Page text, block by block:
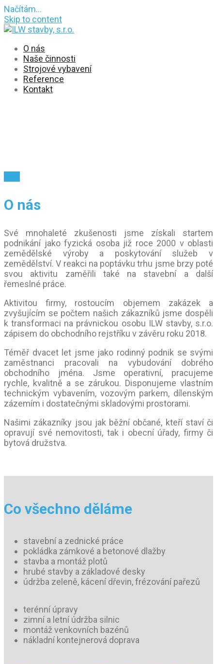
Načítám…
Skip to content
O nás
Naše činnosti
Strojové vybavení
Reference
Kontakt
O nás
Své mnohaleté zkušenosti jsme získali startem
podnikání jako fyzická osoba již roce 2000 v oblasti
zemědělské výroby a poskytování služeb v
zemědělství. V reakci na poptávku trhu jsme brzy poté
svou aktivitu zaměřili také na stavební a další
řemeslné práce.
Aktivitou firmy, rostoucím objemem zakázek a
zvyšujícím se počtem našich zákazníků jsme dospěli
k transformaci na právnickou osobu ILW stavby, s.r.o.
zápisem do obchodního rejstříku v závěru roku 2018.
Téměř dvacet let jsme jako rodinný podnik se svými
zaměstnanci pracovali na vybudování dobrého
obchodního jména. Jsme operativní, pracujeme
rychle, kvalitně a se zárukou. Disponujeme vlastním
technickým vybavením, vozovým parkem, dílenským
zázemím i dostatečnými skladovými prostorami.
Našimi zákazníky jsou jak běžní občané, kteří staví či
opravují své nemovitosti, tak i obecní úřady, firmy či
bytová družstva.
Co všechno děláme
stavební a zednické práce
pokládka zámkové a betonové dlažby
stavba a montáž plotů
hrubé stavby a základové desky
údržba zeleně, kácení dřevin, frézování pařezů
terénní úpravy
zimní a letní údržba silnic
montáž venkovních bazénů
nákladní kontejnerová doprava